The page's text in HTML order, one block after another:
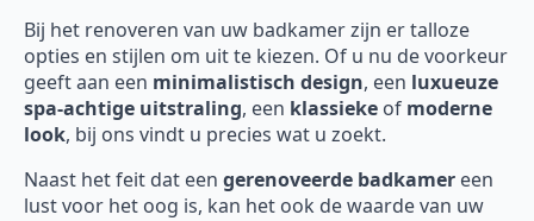
Bij het renoveren van uw badkamer zijn er talloze
opties en stijlen om uit te kiezen. Of u nu de voorkeur
geeft aan een minimalistisch design, een luxueuze
spa-achtige uitstraling, een klassieke of moderne
look, bij ons vindt u precies wat u zoekt.
Naast het feit dat een gerenoveerde badkamer een
lust voor het oog is, kan het ook de waarde van uw